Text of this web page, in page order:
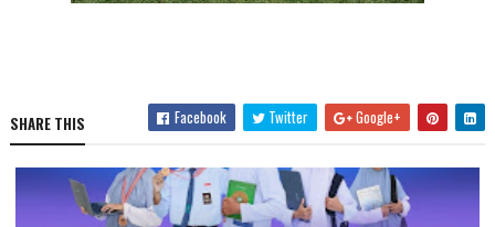
SHARE THIS Facebook Twitter Google+